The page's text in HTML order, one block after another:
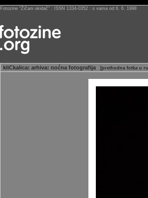
Fotozine “Žičani okidač” : ISSN 1334-0352 : s vama od 6. 6. 1998
kliCkalica: arhiva: noćna fotografija [prethodna fotka u